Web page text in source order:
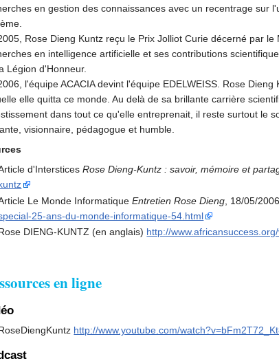
en gestion des connaissances avec un recentrage sur
Rose Dieng Kuntz reçu le Prix Jolliot Curie décerné par
en intelligence artificielle et ses contributions
Légion d'Honneur.
l'équipe ACACIA devint l'équipe EDELWEISS. Rose
elle quitta ce monde. Au delà de sa brillante carrière
dans tout ce qu'elle entreprenait, il reste surtout le
visionnaire, pédagogue et humble.
d'IntersticesRose Dieng-Kuntz : savoir, mémoire et
Le Monde InformatiqueEntretien Rose Dieng , 18/05/
25-ans-du-monde-informatique-54.html
DIENG-KUNTZ (en anglais) http://
en ligne
http://www.youtube.com/